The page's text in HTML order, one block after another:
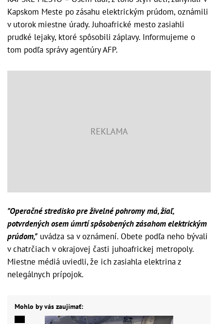
Kapskom Meste po zásahu elektrickým prúdom, oznámili
v utorok miestne úrady. Juhoafrické mesto zasiahli
prudké lejaky, ktoré spôsobili záplavy. Informujeme o
tom podľa správy agentúry AFP.
"Operačné stredisko pre živelné pohromy má, žiaľ,
potvrdených osem úmrtí spôsobených zásahom elektrickým
prúdom," uvádza sa v oznámení. Obete podľa neho bývali
v chatrčiach v okrajovej časti juhoafrickej metropoly.
Miestne médiá uviedli, že ich zasiahla elektrina z
nelegálnych prípojok.
Mohlo by vás zaujímať: